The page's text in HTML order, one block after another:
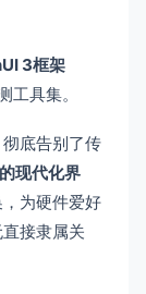
3框架
工具集。
底告别了传
现代化界
为硬件爱好
接隶属关